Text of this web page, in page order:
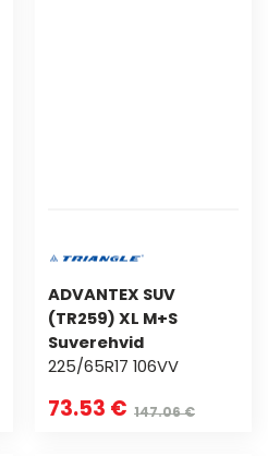
ADVANTEX SUV
(TR259) XL M+S
Suverehvid
225/65R17 106VV
73.53 € 147.06 €